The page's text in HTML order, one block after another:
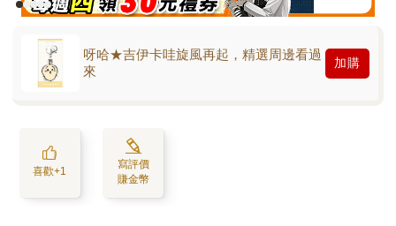
呀哈★吉伊卡哇旋風再起，精選周邊看過
來
加購
喜歡+1
寫評價
賺金幣